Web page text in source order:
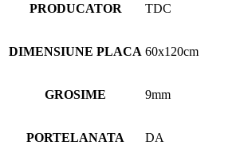
PRODUCATOR TDC
DIMENSIUNE PLACA 60x120cm
GROSIME 9mm
PORTELANATA DA